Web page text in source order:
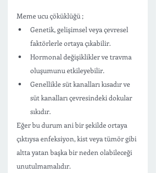
Meme ucu çöküklüğü ;
Genetik, gelişimsel veya çevresel
faktörlerle ortaya çıkabilir.
Hormonal değişiklikler ve travma
oluşumunu etkileyebilir.
Genellikle süt kanalları kısadır ve
süt kanalları çevresindeki dokular
sıkıdır.
Eğer bu durum ani bir şekilde ortaya
çıktıysa enfeksiyon, kist veya tümör gibi
altta yatan başka bir neden olabileceği
unutulmamalıdır.